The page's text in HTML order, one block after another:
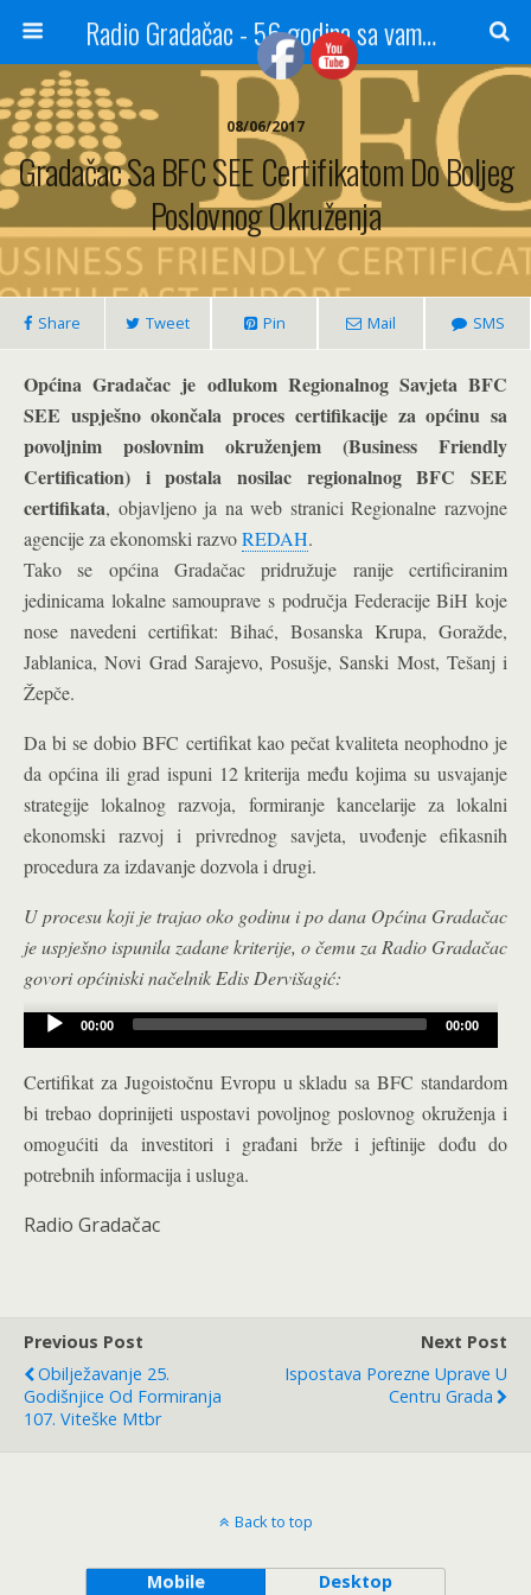
Radio Gradačac - 56 godina sa vama...
08/06/2017
Gradačac Sa BFC SEE Certifikatom Do Boljeg
Poslovnog Okruženja
Share Tweet Pin Mail SMS
Općina Gradačac je odlukom Regionalnog Savjeta BFC
SEE uspješno okončala proces certifikacije za općinu sa
povoljnim poslovnim okruženjem (Business Friendly
Certification) i postala nosilac regionalnog BFC SEE
certifikata, objavljeno ja na web stranici Regionalne razvojne
agencije za ekonomski razvoREDAH.
Tako se općina Gradačac pridružuje ranije certificiranim
jedinicama lokalne samouprave s područja Federacije BiH koje
nose navedeni certifikat: Bihać, Bosanska Krupa, Goražde,
Jablanica, Novi Grad Sarajevo, Posušje, Sanski Most, Tešanj i
Žepče.
Da bi se dobio BFC certifikat kao pečat kvaliteta neophodno je
da općina ili grad ispuni 12 kriterija među kojima su usvajanje
strategije lokalnog razvoja, formiranje kancelarije za lokalni
ekonomski razvoj i privrednog savjeta, uvođenje efikasnih
procedura za izdavanje dozvola i drugi.
U procesu koji je trajao oko godinu i po dana Općina Gradačac
je uspješno ispunila zadane kriterije, o čemu za Radio Gradačac
govori općiniski načelnik Edis Dervišagić:
Audio
00:00 00:00
Certifikat za Jugoistočnu Evropu u skladu sa BFC standardom
bi trebao doprinijeti uspostavi povoljnog poslovnog okruženja i
omogućiti da investitori i građani brže i jeftinije dođu do
potrebnih informacija i usluga.
Radio Gradačac
Previous Post
Obilježavanje 25.
Godišnjice Od Formiranja
107. Viteške Mtbr
Next Post
Ispostava Porezne Uprave U
Centru Grada
Back to top
Mobile Desktop